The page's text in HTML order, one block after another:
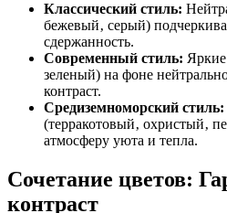
Классический стиль:
бежевый‚ серый)
сдержанность.
Современный стиль:
зеленый) на фоне
контраст.
Средиземноморский стиль:
(терракотовый‚ охристый‚
атмосферу уюта и тепла.
Сочетание цветов:
контраст